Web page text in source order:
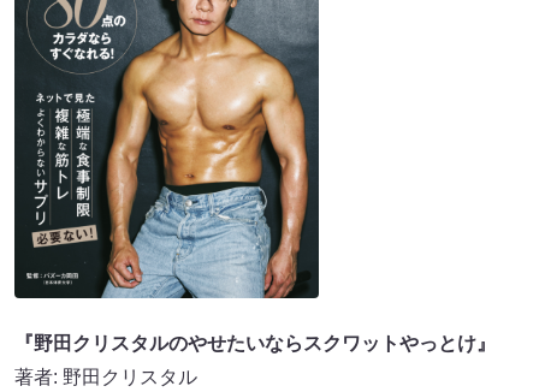
『野田クリスタルのやせたいならスクワットやっとけ』
著者: 野田クリスタル